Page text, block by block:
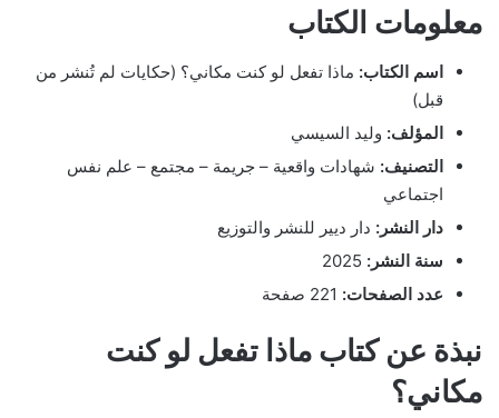
معلومات الكتاب
اسم الكتاب: ماذا تفعل لو كنت مكاني؟ (حكايات لم تُنشر من
قبل)
المؤلف: وليد السيسي
التصنيف: شهادات واقعية – جريمة – مجتمع – علم نفس
اجتماعي
دار النشر: دار ديير للنشر والتوزيع
سنة النشر:
عدد الصفحات:
نبذة عن كتاب ماذا تفعل لو كنت
مكاني؟